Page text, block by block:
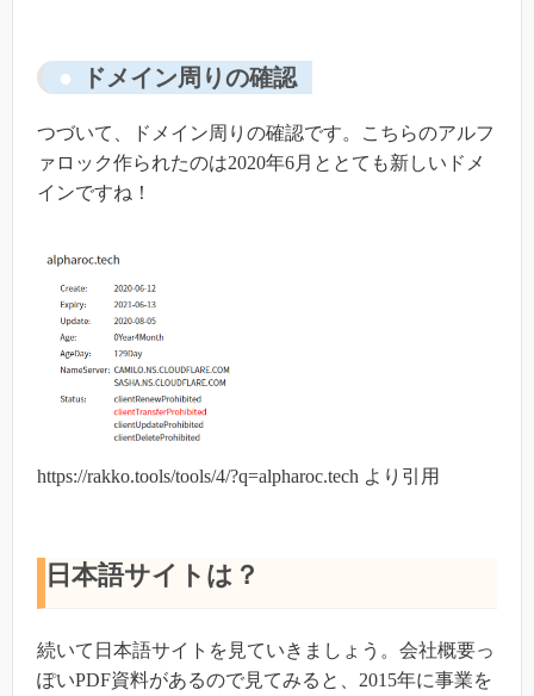
ドメイン周りの確認
つづいて、ドメイン周りの確認です。こちらのアルフ
ァロック作られたのは2020年6月ととても新しいドメ
インですね！
https://rakko.tools/tools/4/?q=alpharoc.tech より引用
日本語サイトは？
続いて日本語サイトを見ていきましょう。会社概要っ
ぽいPDF資料があるので見てみると、2015年に事業を